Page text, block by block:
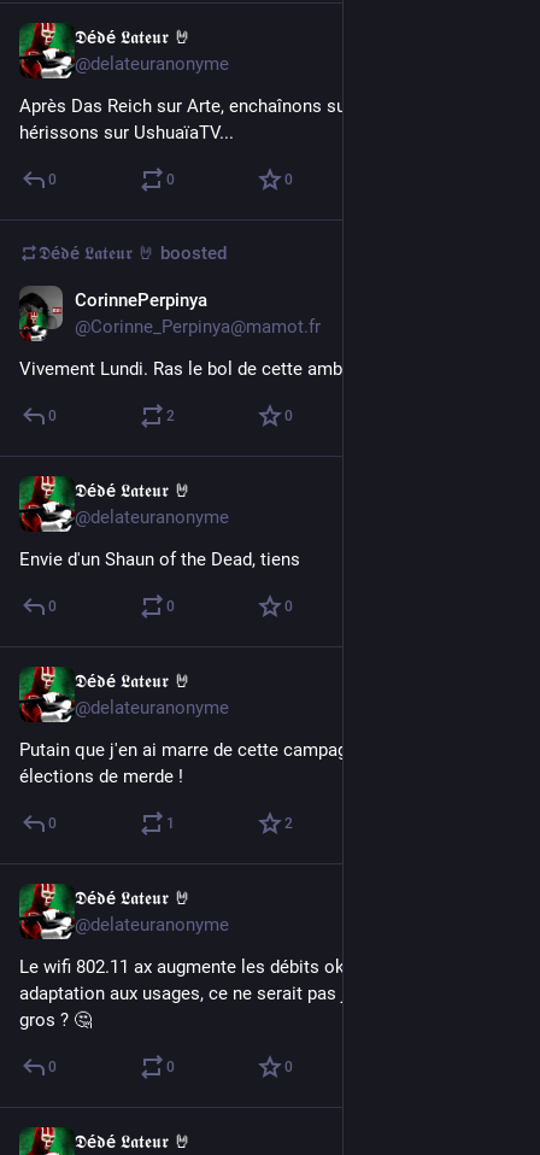
𝕯é𝖉é 𝕷𝖆𝖙𝖊𝖚𝖗 🤘
@delateuranonyme
Après Das Reich sur Arte, enchaînons sur un doc sur les
hérissons sur UshuaïaTV...
0 0 0
𝕯é𝖉é 𝕷𝖆𝖙𝖊𝖚𝖗 🤘 boosted
CorinnePerpinya
@Corinne_Perpinya@mamot.fr
Vivement Lundi. Ras le bol de cette ambiance pourrie.
0 2 0
𝕯é𝖉é 𝕷𝖆𝖙𝖊𝖚𝖗 🤘
@delateuranonyme
Envie d'un Shaun of the Dead, tiens
0 0 0
𝕯é𝖉é 𝕷𝖆𝖙𝖊𝖚𝖗 🤘
@delateuranonyme
Putain que j'en ai marre de cette campagne et de ces
élections de merde !
0 1 2
𝕯é𝖉é 𝕷𝖆𝖙𝖊𝖚𝖗 🤘
@delateuranonyme
Le wifi 802.11 ax augmente les débits ok, mais cette
adaptation aux usages, ce ne serait pas juste de la QoS en
gros ? 🤔
0 0 0
𝕯é𝖉é 𝕷𝖆𝖙𝖊𝖚𝖗 🤘